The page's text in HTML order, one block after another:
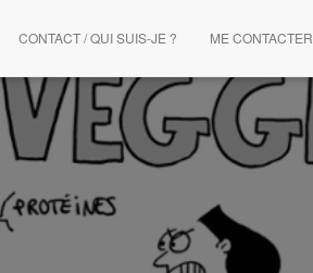
CONTACT / QUI SUIS-JE ? ME CONTACTER